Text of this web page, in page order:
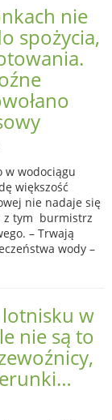
nie
spożycia,
w wodociągu
większość
nie nadaje się
z tym burmistrz
– Trwają
wody –
w
nie są to